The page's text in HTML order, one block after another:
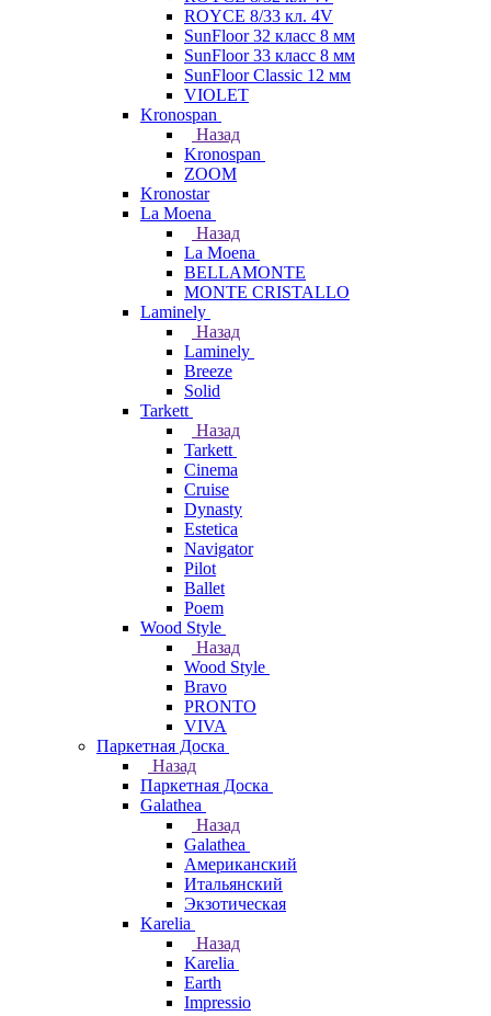
ROYCE 8/33 кл. 4V
SunFloor 32 класс 8 мм
SunFloor 33 класс 8 мм
SunFloor Classic 12 мм
VIOLET
Kronospan
Назад
Kronospan
ZOOM
Kronostar
La Moena
Назад
La Moena
BELLAMONTE
MONTE CRISTALLO
Laminely
Назад
Laminely
Breeze
Solid
Tarkett
Назад
Tarkett
Cinema
Cruise
Dynasty
Estetica
Navigator
Pilot
Ballet
Poem
Wood Style
Назад
Wood Style
Bravo
PRONTO
VIVA
Паркетная Доска
Назад
Паркетная Доска
Galathea
Назад
Galathea
Американский
Итальянский
Экзотическая
Karelia
Назад
Karelia
Earth
Impressio